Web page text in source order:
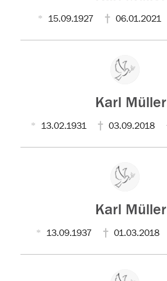
15.09.1927 06.01.2021
Karl Müller
13.02.1931 03.09.2018
Karl Müller
13.09.1937 01.03.2018